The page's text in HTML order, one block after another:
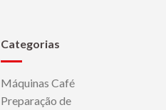
Categorias
Máquinas Café
Preparação de